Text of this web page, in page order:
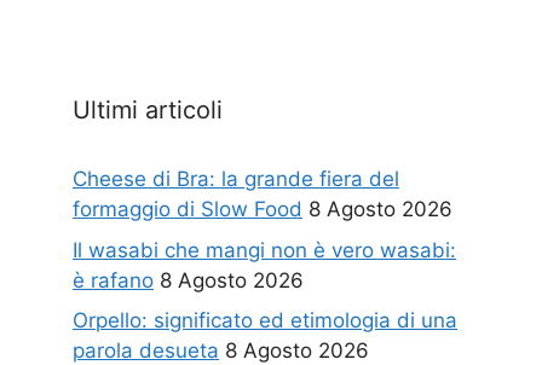
Ultimi articoli
Cheese di Bra: la grande fiera del
formaggio di Slow Food 8 Agosto 2026
Il wasabi che mangi non è vero wasabi:
è rafano 8 Agosto 2026
Orpello: significato ed etimologia di una
parola desueta 8 Agosto 2026